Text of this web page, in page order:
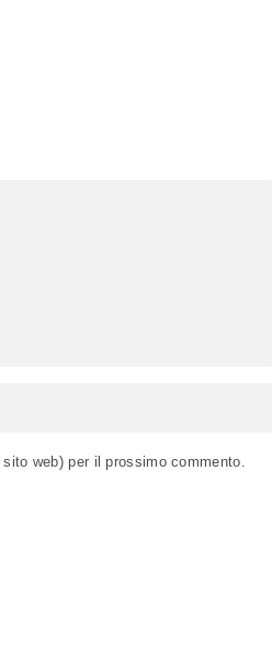
web) per il prossimo commento.